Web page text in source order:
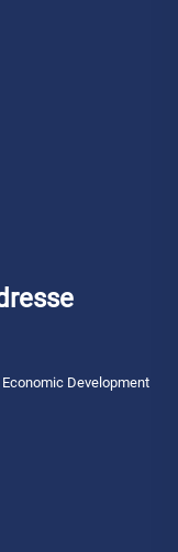
Development